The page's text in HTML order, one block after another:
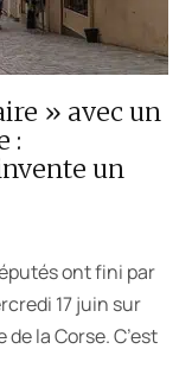
» avec un
:
un
ont fini par
17 juin sur
la Corse. C’est